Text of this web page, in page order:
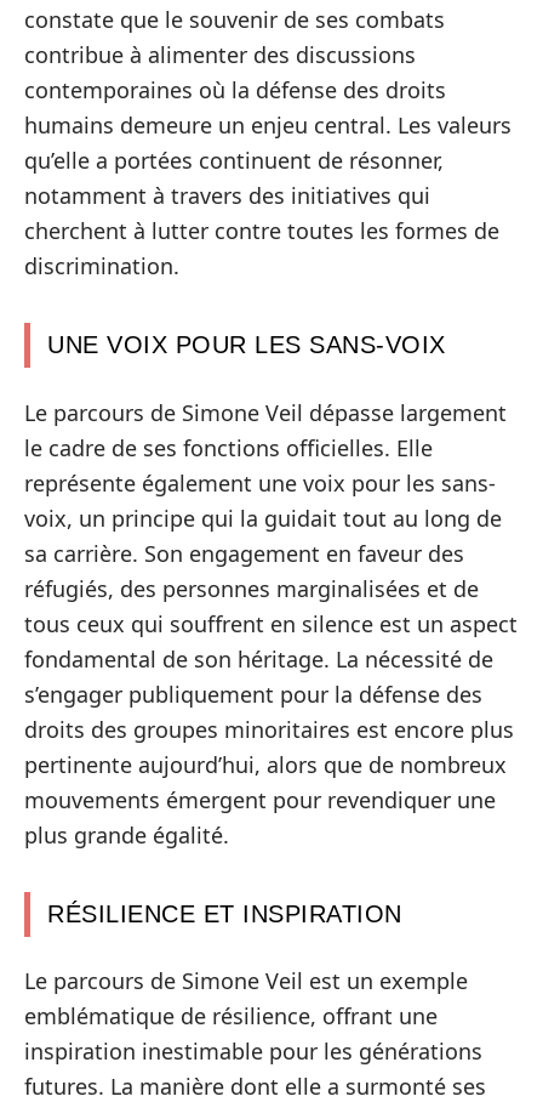
constate que le souvenir de ses combats
contribue à alimenter des discussions
contemporaines où la défense des droits
humains demeure un enjeu central. Les valeurs
qu’elle a portées continuent de résonner,
notamment à travers des initiatives qui
cherchent à lutter contre toutes les formes de
discrimination.
UNE VOIX POUR LES SANS-VOIX
Le parcours de Simone Veil dépasse largement
le cadre de ses fonctions officielles. Elle
représente également une voix pour les sans-
voix, un principe qui la guidait tout au long de
sa carrière. Son engagement en faveur des
réfugiés, des personnes marginalisées et de
tous ceux qui souffrent en silence est un aspect
fondamental de son héritage. La nécessité de
s’engager publiquement pour la défense des
droits des groupes minoritaires est encore plus
pertinente aujourd’hui, alors que de nombreux
mouvements émergent pour revendiquer une
plus grande égalité.
RÉSILIENCE ET INSPIRATION
Le parcours de Simone Veil est un exemple
emblématique de résilience, offrant une
inspiration inestimable pour les générations
futures. La manière dont elle a surmonté ses